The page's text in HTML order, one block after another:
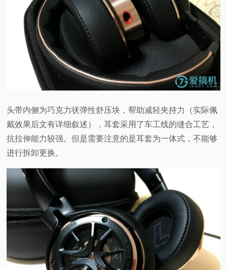
头带内侧为巧克力状弹性舒压块，帮助减轻夹持力（实际佩
戴效果后文有详细叙述），耳套采用了车工线的缝合工艺，
抗拉伸能力较强。但是需要注意的是耳套为一体式，不能够
进行拆卸更换。